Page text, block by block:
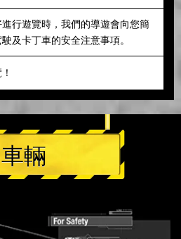
行遊覽時，我們的導遊會向您簡
及卡丁車的安全注意事項。
車輛